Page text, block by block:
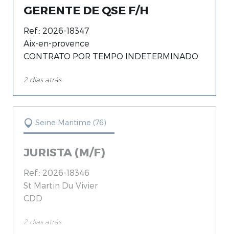
Isère (38) (29)
Loire (42) (11)
GERENTE DE QSE F/H
Ref.: 2026-18347
Aix-en-provence
CONTRATO POR TEMPO INDETERMINADO
2 dias atrás
Seine Maritime (76)
JURISTA (M/F)
Ref.: 2026-18346
St Martin Du Vivier
CDD
2 dias atrás